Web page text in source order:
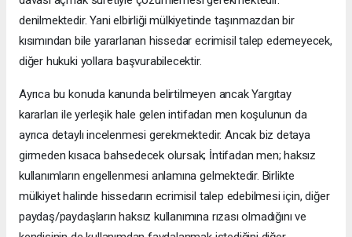
denilmektedir. Yani elbirliği mülkiyetinde taşınmazdan bir
kısımından bile yararlanan hissedar ecrimisil talep edemeyecek,
diğer hukuki yollara başvurabilecektir.
Ayrıca bu konuda kanunda belirtilmeyen ancak Yargıtay
kararları ile yerleşik hale gelen intifadan men koşulunun da
ayrıca detaylı incelenmesi gerekmektedir. Ancak biz detaya
girmeden kısaca bahsedecek olursak; İntifadan men; haksız
kullanımların engellenmesi anlamına gelmektedir. Birlikte
mülkiyet halinde hissedarın ecrimisil talep edebilmesi için, diğer
paydaş/paydaşların haksız kullanımına rızası olmadığını ve